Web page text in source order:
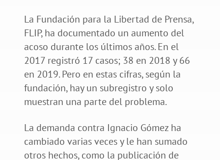
La Fundación para la Libertad de Prensa,
FLIP, ha documentado un aumento del
acoso durante los últimos años. En el
2017 registró 17 casos; 38 en 2018 y 66
en 2019. Pero en estas cifras, según la
fundación, hay un subregistro y solo
muestran una parte del problema.
La demanda contra Ignacio Gómez ha
cambiado varias veces y le han sumado
otros hechos, como la publicación de